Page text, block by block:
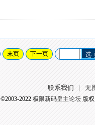
末页 下一页 选
联系我们 无
©2003-2022 极限新码皇主论坛版权